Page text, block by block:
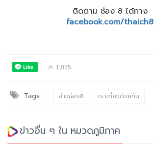
ติดตาม ช่อง 8 ได้ทาง
facebook.com/thaich8
1,025
Tags: ข่าวช่อง8 เราเที่ยวด้วยกัน
ข่าวอื่น ๆ ใน หมวดภูมิภาค